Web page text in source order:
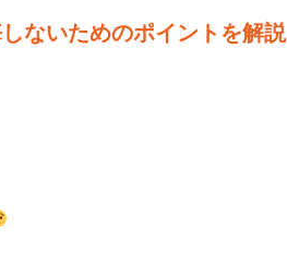
ないためのポイントを解説